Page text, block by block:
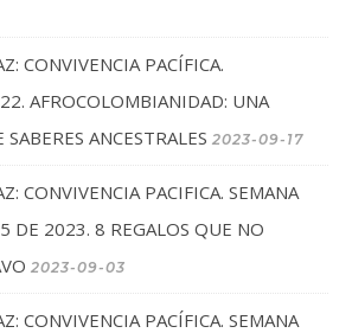
CONVIVENCIA PACÍFICA.
AFROCOLOMBIANIDAD: UNA
ANCESTRALES 2023-09-17
CONVIVENCIA PACIFICA. SEMANA
DE 2023. 8 REGALOS QUE NO
2023-09-03
CONVIVENCIA PACÍFICA. SEMANA